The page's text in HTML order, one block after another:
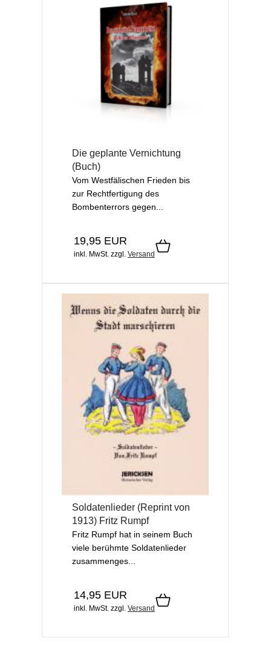
Die geplante Vernichtung
(Buch)
Vom Westfälischen Frieden bis
zur Rechtfertigung des
Bombenterrors gegen...
19,95 EUR
inkl. MwSt. zzgl. Versand
Soldatenlieder (Reprint von
1913) Fritz Rumpf
Fritz Rumpf hat in seinem Buch
viele berühmte Soldatenlieder
zusammenges...
14,95 EUR
inkl. MwSt. zzgl. Versand